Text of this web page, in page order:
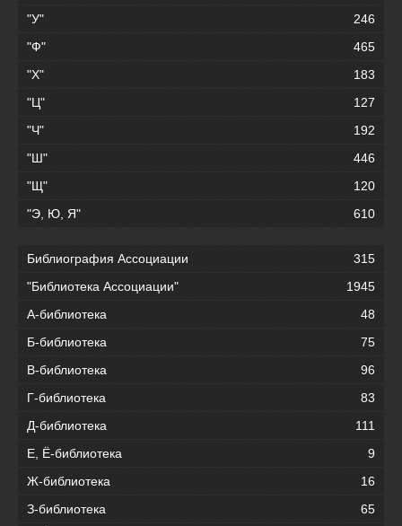
"У"
246
"Ф"
465
"Х"
183
"Ц"
127
"Ч"
192
"Ш"
446
"Щ"
120
"Э, Ю, Я"
610
Библиография Ассоциации
315
"Библиотека Ассоциации"
1945
А-библиотека
48
Б-библиотека
75
В-библиотека
96
Г-библиотека
83
Д-библиотека
111
Е, Ё-библиотека
9
Ж-библиотека
16
З-библиотека
65